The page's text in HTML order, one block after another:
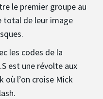
le premier groupe au
total de leur image
les codes de la
est une révolte aux
où l’on croise Mick